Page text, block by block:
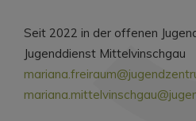
Seit 2022 in der offenen
Jugenddienst Mittelvinschgau